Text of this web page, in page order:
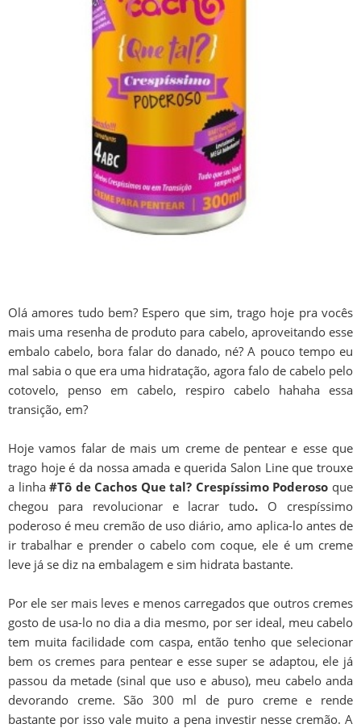
Olá amores tudo bem? Espero que sim, trago hoje pra vocês
mais uma resenha de produto para cabelo, aproveitando esse
embalo cabelo, bora falar do danado, né? A pouco tempo eu
mal sabia o que era uma hidratação, agora falo de cabelo pelo
cotovelo, penso em cabelo, respiro cabelo hahaha essa
transição, em?
Hoje vamos falar de mais um creme de pentear e esse que
trago hoje é da nossa amada e querida Salon Line que trouxe
a linha#Tô de Cachos Que tal? Crespíssimo Poderoso que
chegou para revolucionar e lacrar tudo. O crespíssimo
poderoso é meu cremão de uso diário, amo aplica-lo antes de
ir trabalhar e prender o cabelo com coque, ele é um creme
leve já se diz na embalagem e sim hidrata bastante.
Por ele ser mais leves e menos carregados que outros cremes
gosto de usa-lo no dia a dia mesmo, por ser ideal, meu cabelo
tem muita facilidade com caspa, então tenho que selecionar
bem os cremes para pentear e esse super se adaptou, ele já
passou da metade (sinal que uso e abuso), meu cabelo anda
devorando creme. São 300 ml de puro creme e rende
bastante por isso vale muito a pena investir nesse cremão. A